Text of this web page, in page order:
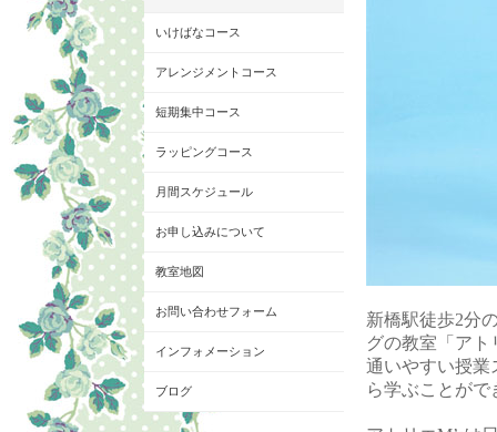
新橋駅徒歩2分
グの教室「アト
通いやすい授業
ら学ぶことがで
いけばなコース
アレンジメントコース
短期集中コース
ラッピングコース
月間スケジュール
お申し込みについて
教室地図
お問い合わせフォーム
インフォメーション
ブログ